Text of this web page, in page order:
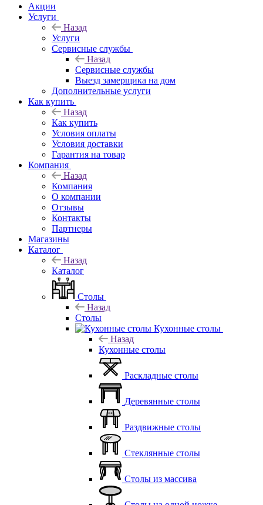
Акции
Услуги
Назад
Услуги
Сервисные службы
Назад
Сервисные службы
Выезд замерщика на дом
Дополнительные услуги
Как купить
Назад
Как купить
Условия оплаты
Условия доставки
Гарантия на товар
Компания
Назад
Компания
О компании
Отзывы
Контакты
Партнеры
Магазины
Каталог
Назад
Каталог
Столы
Назад
Столы
Кухонные столы
Назад
Кухонные столы
Раскладные столы
Деревянные столы
Раздвижные столы
Стеклянные столы
Столы из массива